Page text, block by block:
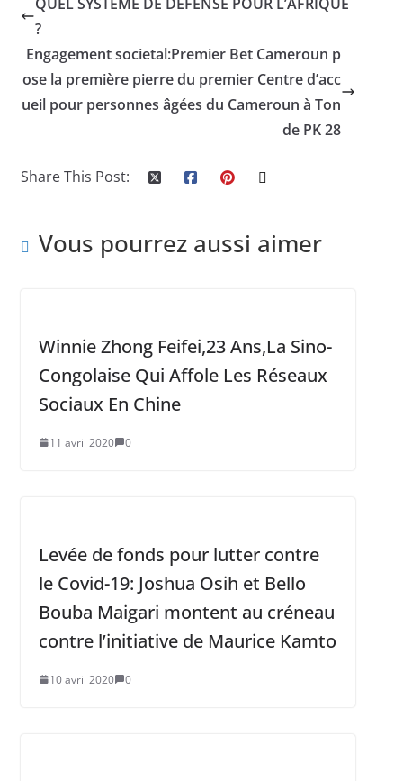
?
Engagement societal:Premier Bet Cameroun p
ose la première pierre du premier Centre d’acc
ueil pour personnes âgées du Cameroun à Ton
de PK 28
Share This Post:
Vous pourrez aussi aimer
Winnie Zhong Feifei,23 Ans,La Sino-
Congolaise Qui Affole Les Réseaux
Sociaux En Chine
11 avril 2020 0
Levée de fonds pour lutter contre
le Covid-19: Joshua Osih et Bello
Bouba Maigari montent au créneau
contre l’initiative de Maurice Kamto
10 avril 2020 0